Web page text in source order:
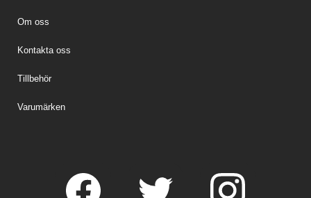
Om oss
Kontakta oss
Tillbehör
Varumärken